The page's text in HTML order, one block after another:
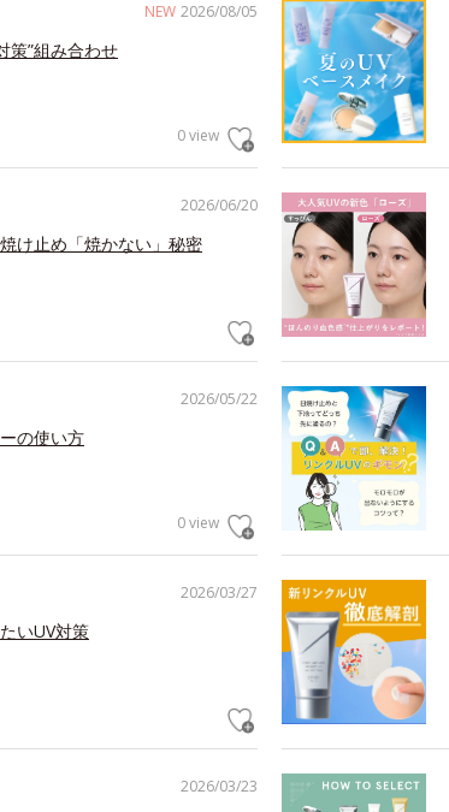
NEW 2026/08/05
策”組み合わせ
0 view
2026/06/20
け止め「焼かない」秘密
2026/05/22
の使い方
0 view
2026/03/27
いUV対策
2026/03/23